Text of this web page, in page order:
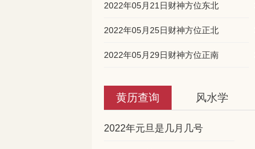
2022年05月21日财神方位东北
2022年05月25日财神方位正北
2022年05月29日财神方位正南
黄历查询 风水学
2022年元旦是几月几号